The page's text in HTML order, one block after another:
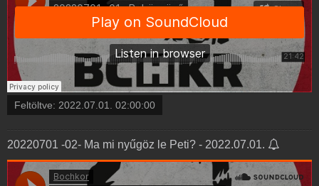
Feltöltve: 2022.07.01. 02:00:00
20220701 -02- Ma mi nyűgöz le Peti? - 2022.07.01.